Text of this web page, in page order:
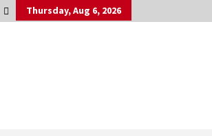
Thursday, Aug 6, 2026